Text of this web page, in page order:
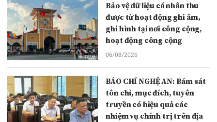
Bảo vệ dữ liệu cá nhân thu
được từ hoạt động ghi âm,
ghi hình tại nơi công cộng,
hoạt động công cộng
06/08/2026
BÁO CHÍ NGHỆ AN: Bám sát
tôn chỉ, mục đích, tuyên
truyền có hiệu quả các
nhiệm vụ chính trị trên địa